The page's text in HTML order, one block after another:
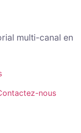
multi-canal en
nous